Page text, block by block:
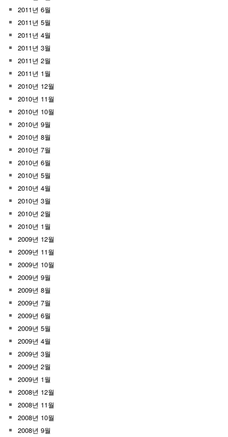
2011년 6월
2011년 5월
2011년 4월
2011년 3월
2011년 2월
2011년 1월
2010년 12월
2010년 11월
2010년 10월
2010년 9월
2010년 8월
2010년 7월
2010년 6월
2010년 5월
2010년 4월
2010년 3월
2010년 2월
2010년 1월
2009년 12월
2009년 11월
2009년 10월
2009년 9월
2009년 8월
2009년 7월
2009년 6월
2009년 5월
2009년 4월
2009년 3월
2009년 2월
2009년 1월
2008년 12월
2008년 11월
2008년 10월
2008년 9월